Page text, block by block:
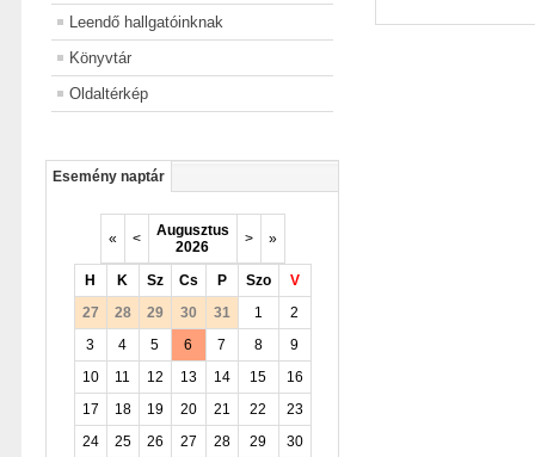
Leendő hallgatóinknak
Könyvtár
Oldaltérkép
Esemény naptár
« <
Augusztus
2026
> »
H K Sz Cs P Szo
V
27
28 29 30 31 1
2
3
4 5 6 7 8
9
10
11 12 13 14 15
16
17
18 19 20 21 22
23
24
25 26 27 28 29
30